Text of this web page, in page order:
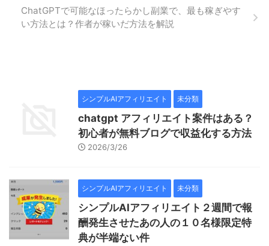
ChatGPTで可能なほったらかし副業で、最も稼ぎやす
い方法とは？作者が稼いだ方法を解説
シンプルAIアフィリエイト 未分類
chatgpt アフィリエイト案件はある？
初心者が無料ブログで収益化する方法
2026/3/26
シンプルAIアフィリエイト 未分類
シンプルAIアフィリエイト２週間で報
酬発生させたあの人の１０名様限定特
典が半端ない件